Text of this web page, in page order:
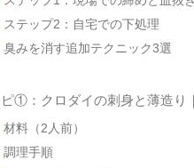
ステップ2：自宅での下処理
臭みを消す追加テクニック3選
①：クロダイの刺身と薄造り
材料（2人前）
調理手順